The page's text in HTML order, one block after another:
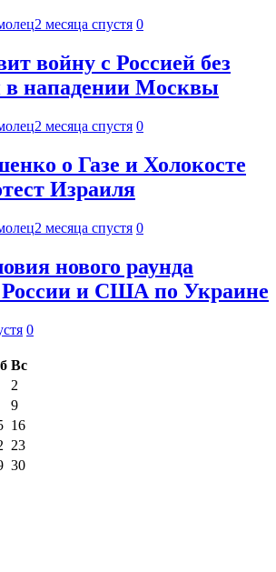
2 месяца спустя 0
войну с Россией без
в нападении Москвы
2 месяца спустя 0
о Газе и Холокосте
Израиля
2 месяца спустя 0
нового раунда
России и США по Украине
0
Вс
2
9
16
23
30